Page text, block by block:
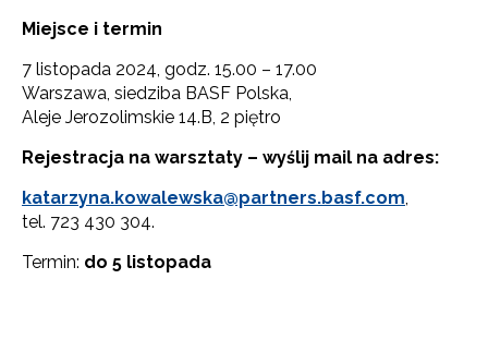
Miejsce i termin
7 listopada 2024, godz. 15.00 – 17.00
Warszawa, siedziba BASF Polska,
Aleje Jerozolimskie 14.B, 2 piętro
Rejestracja na warsztaty – wyślij mail na adres:
katarzyna.kowalewska@partners.basf.com,
tel. 723 430 304.
Termin: do 5 listopada